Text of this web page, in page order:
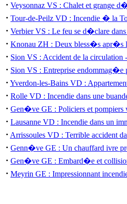
· Veysonnaz VS : Chalet et grange
· Tour-de-Peilz VD : Incendie � la
· Verbier VS : Le feu se d�clare
· Knonau ZH : Deux bless�s apr�s
· Sion VS : Accident de la circulation
· Sion VS : Entreprise endommag�e
· Yverdon-les-Bains VD :
· Rolle VD : Incendie dans une
· Gen�ve GE : Policiers et pompiers
· Lausanne VD : Incendie dans un
· Arrissoules VD : Terrible accident
· Genn�ve GE : Un chauffard ivre
· Gen�ve GE : Embard�e et
· Meyrin GE : Impressionnant